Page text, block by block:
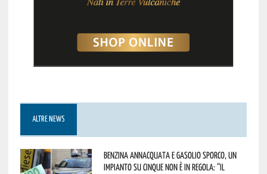
ALTRE NEWS
Benzina annacquata e gasolio sporco, un
impianto su cinque non è in regola: “il